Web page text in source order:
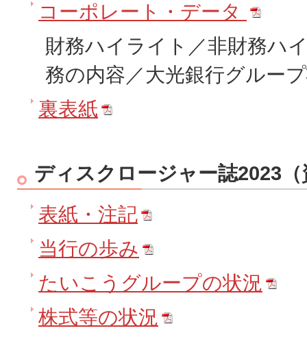
コーポレート・データ
財務ハイライト／非財務ハ
務の内容／大光銀行グルー
裏表紙
ディスクロージャー誌2023（
表紙・注記
当行の歩み
たいこうグループの状況
株式等の状況